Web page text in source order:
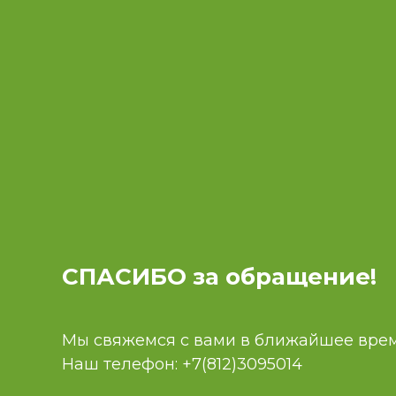
СПАСИБО за обращение!
Мы свяжемся с вами в ближайшее
Наш телефон: +7(812)3095014